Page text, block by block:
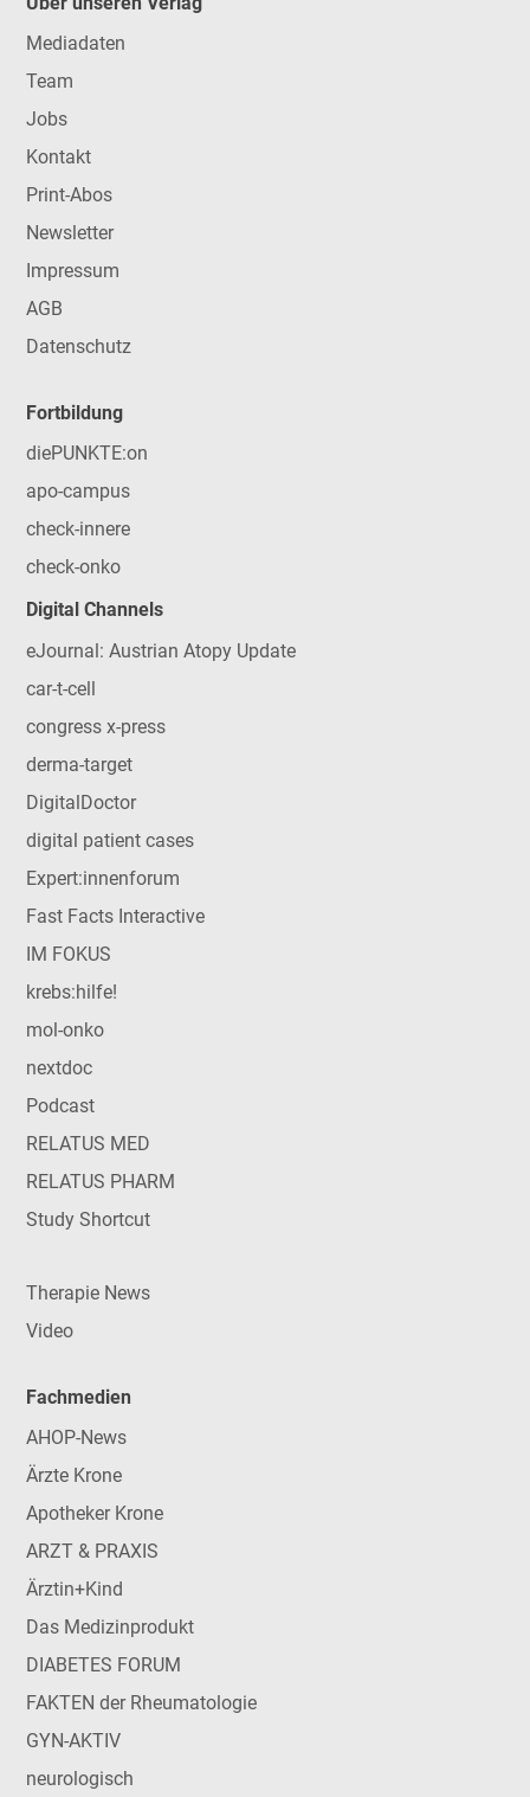
Mediadaten
Team
Jobs
Kontakt
Print-Abos
Newsletter
Impressum
AGB
Datenschutz
Fortbildung
diePUNKTE:on
apo-campus
check-innere
check-onko
Digital Channels
eJournal: Austrian Atopy Update
car-t-cell
congress x-press
derma-target
DigitalDoctor
digital patient cases
Expert:innenforum
Fast Facts Interactive
IM FOKUS
krebs:hilfe!
mol-onko
nextdoc
Podcast
RELATUS MED
RELATUS PHARM
Study Shortcut
Therapie News
Video
Fachmedien
AHOP-News
Ärzte Krone
Apotheker Krone
ARZT & PRAXIS
Ärztin+Kind
Das Medizinprodukt
DIABETES FORUM
FAKTEN der Rheumatologie
GYN-AKTIV
neurologisch